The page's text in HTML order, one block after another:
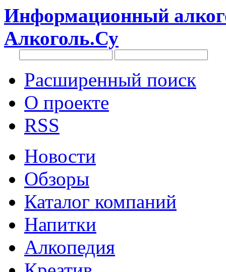
Информационный
Алкоголь.Су
Расширенный поиск
О проекте
RSS
Новости
Обзоры
Каталог компаний
Напитки
Алкопедия